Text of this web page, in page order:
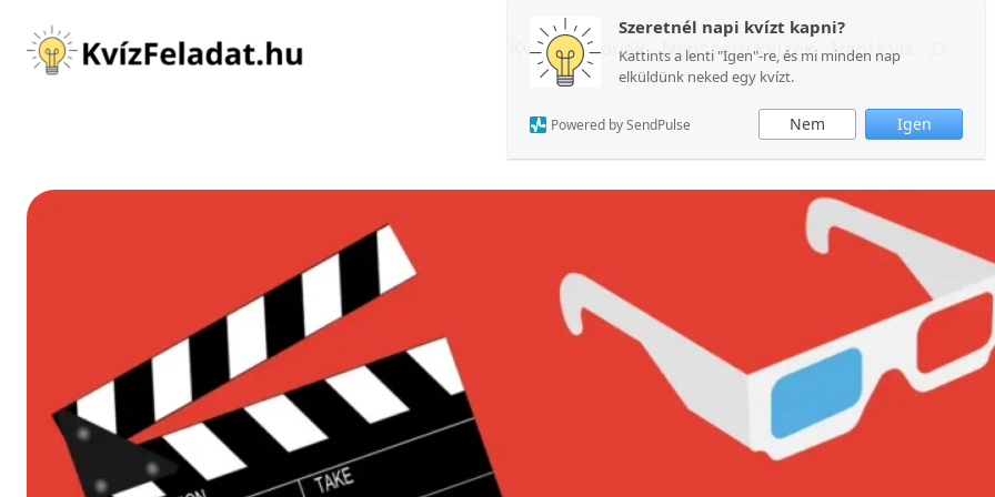
Szeretnél napi kvízt kapni?
Kattints a lenti "Igen"-re, és mi minden nap
elküldünk neked egy kvízt.
Nem Igen
Powered by SendPulse
tartalomhoz
Kvízkategóriák Népszerű kvízek Napi kvíz